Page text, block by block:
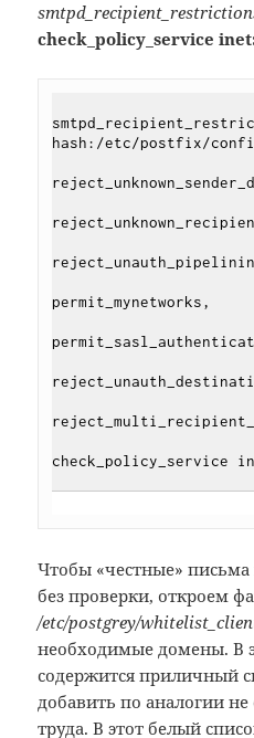
check_policy_service
hash:/etc/postfix/
permit_mynetworks,
check_policy_service
Чтобы «честные»
без проверки, откроем
/etc/postgrey/
необходимые домены. В
содержится приличный
добавить по аналогии
труда. В этот белый